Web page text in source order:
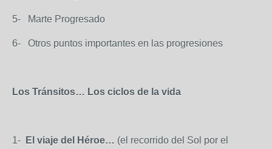
5- Marte Progresado
6- Otros puntos importantes en las progresiones
Los Tránsitos… Los ciclos de la vida
1- El viaje del Héroe… (el recorrido del Sol por el